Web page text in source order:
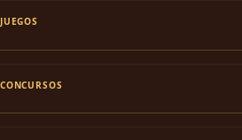
JUEGOS
CONCURSOS